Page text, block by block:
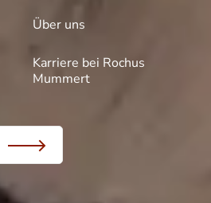
Über uns
Karriere bei Rochus
Mummert